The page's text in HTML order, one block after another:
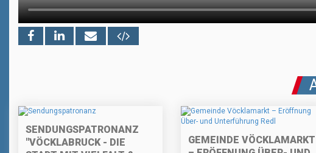
SENDUNGSPATRONANZ
"VÖCKLABRUCK - DIE
GEMEINDE VÖCKLAMARKT